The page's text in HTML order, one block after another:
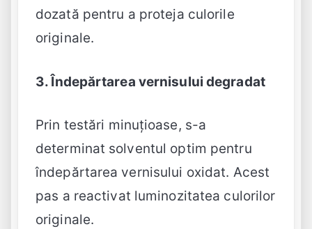
dozată pentru a proteja culorile
originale.
3. Îndepărtarea vernisului degradat
Prin testări minuțioase, s-a
determinat solventul optim pentru
îndepărtarea vernisului oxidat. Acest
pas a reactivat luminozitatea culorilor
originale.